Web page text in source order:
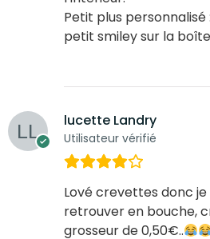
Petit plus
petit smiley sur la
lucette Landry
Utilisateur vérifié
Lové crevettes donc
retrouver en bouche,
grosseur de 0,50€..